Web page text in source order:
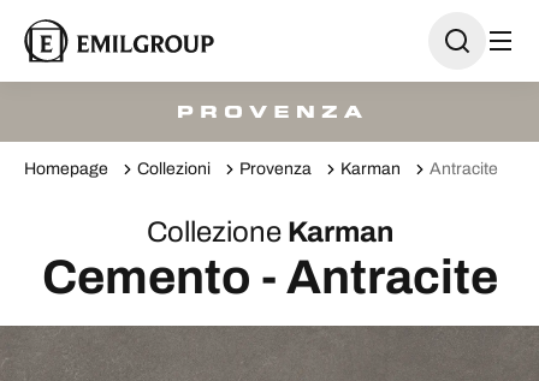
Homepage Collezioni Provenza Karman Antracite
Collezione Karman
Cemento - Antracite